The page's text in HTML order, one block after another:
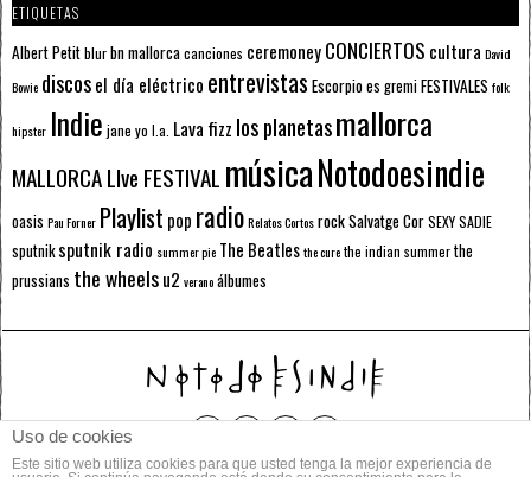
ETIQUETAS
Albert Petitblurbn mallorcacanciones ceremoneyCONCIERTOS cultura David
Bowie discosel día eléctrico entrevistas Escorpioes gremiFESTIVALES folk
hipster Indie jane yo l.a. Lava fizz los planetasmallorca
MALLORCA LIve FESTIVAL músicaNotodoesindie
oasis Pau Forner Playlist pop radioRelatos CortosrockSalvatge CorSEXY SADIE
sputnik sputnik radio summer pie The Beatlesthe curethe indian summerthe
prussians the wheelsu2 veranoálbumes
Uso de cookies
Este sitio web utiliza cookies para que usted tenga la mejor experiencia de